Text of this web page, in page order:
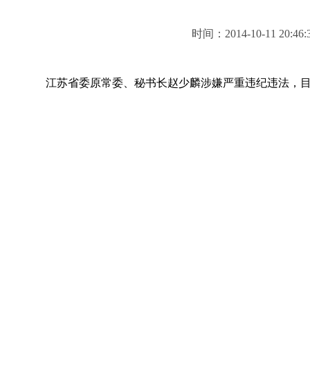
时间：2014-10-11
江苏省委原常委、秘书长赵少麟涉嫌严重违纪违法，